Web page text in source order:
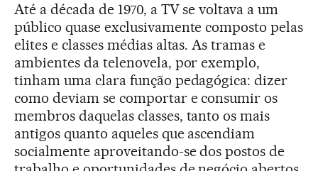
Até a década de 1970, a TV se voltava a um
público quase exclusivamente composto pelas
elites e classes médias altas. As tramas e
ambientes da telenovela, por exemplo,
tinham uma clara função pedagógica: dizer
como deviam se comportar e consumir os
membros daquelas classes, tanto os mais
antigos quanto aqueles que ascendiam
socialmente aproveitando-se dos postos de